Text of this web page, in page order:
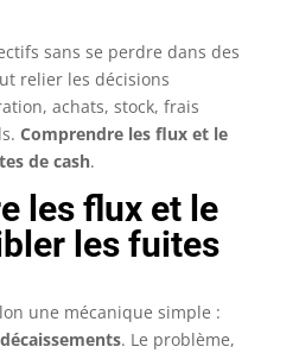
sans se perdre dans des
relier les décisions
achats, stock, frais
Comprendre les flux et le
de cash.
les flux et le
les fuites
une mécanique simple :
décaissements. Le problème,